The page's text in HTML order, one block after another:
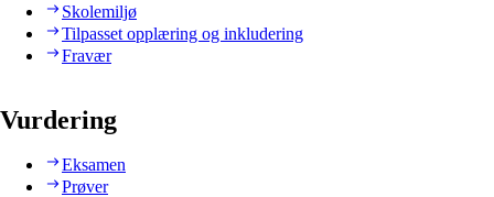
Skolemiljø
Tilpasset opplæring og inkludering
Fravær
Vurdering
Eksamen
Prøver